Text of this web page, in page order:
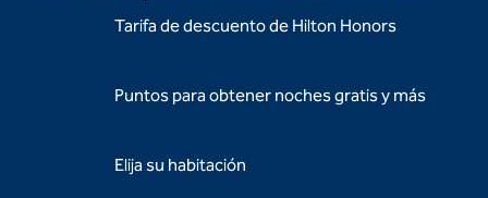
Tarifa de descuento de Hilton Honors
Puntos para obtener noches gratis y más
Elija su habitación